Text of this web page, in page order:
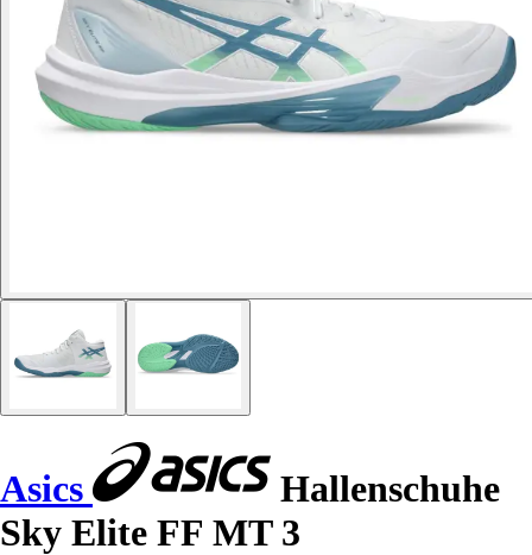
Asics
Hallenschuhe
Sky Elite FF MT 3